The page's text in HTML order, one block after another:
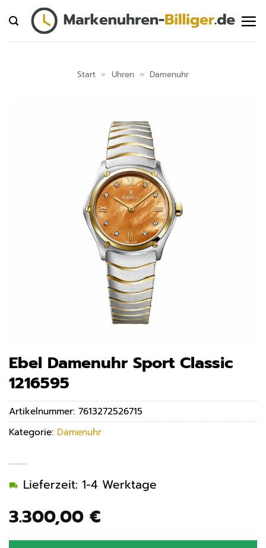
Inhalt
springen
Start » Uhren » Damenuhr
Ebel Damenuhr Sport Classic
1216595
3.300,00 €
Lieferzeit: 1-4 Werktage
Artikelnummer: 7613272526715
Kategorie: Damenuhr